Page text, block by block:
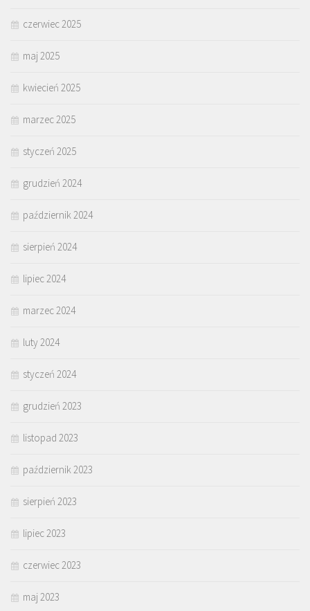
czerwiec 2025
maj 2025
kwiecień 2025
marzec 2025
styczeń 2025
grudzień 2024
październik 2024
sierpień 2024
lipiec 2024
marzec 2024
luty 2024
styczeń 2024
grudzień 2023
listopad 2023
październik 2023
sierpień 2023
lipiec 2023
czerwiec 2023
maj 2023